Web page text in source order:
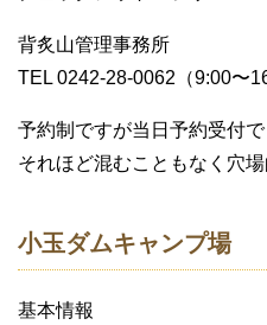
背炙山管理事務所
TEL 0242-28-0062（9:00〜
予約制ですが当日予約受付で
それほど混むこともなく穴場
小玉ダムキャンプ場
基本情報